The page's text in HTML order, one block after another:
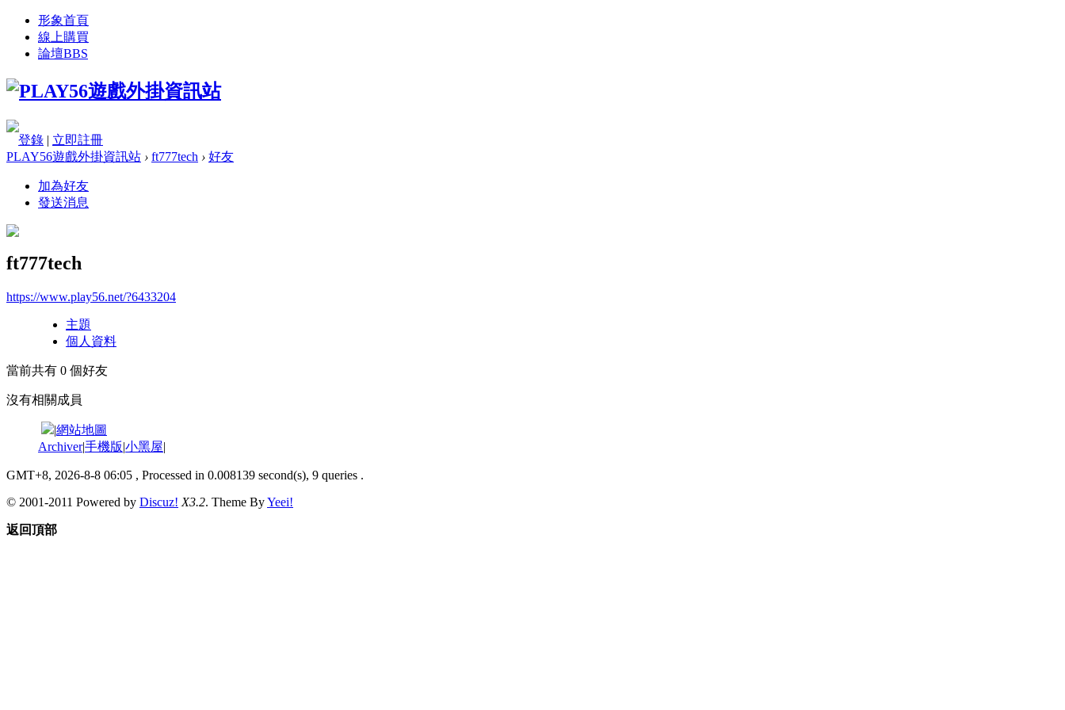
形象首頁
線上購買
論壇BBS
登錄 | 立即註冊
PLAY56遊戲外掛資訊站 › ft777tech › 好友
加為好友
發送消息
ft777tech
https://www.play56.net/?6433204
主題
個人資料
當前共有 0 個好友
沒有相關成員
|網站地圖
Archiver|手機版|小黑屋|
GMT+8, 2026-8-8 06:05 , Processed in 0.008139 second(s), 9 queries .
© 2001-2011 Powered by Discuz! X3.2. Theme ByYeei!
返回頂部